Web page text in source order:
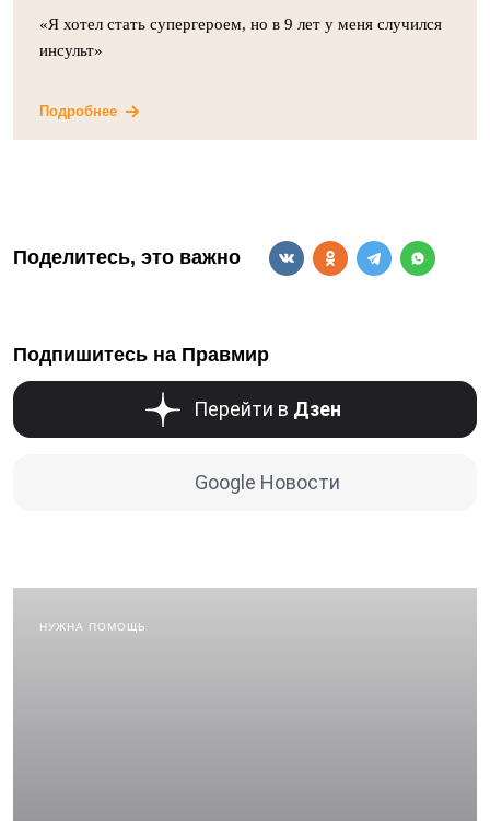
«Я хотел стать супергероем, но в 9 лет у меня случился
инсульт»
Подробнее
Поделитесь, это важно
Подпишитесь на Правмир
Перейти в Дзен
Google Новости
НУЖНА ПОМОЩЬ